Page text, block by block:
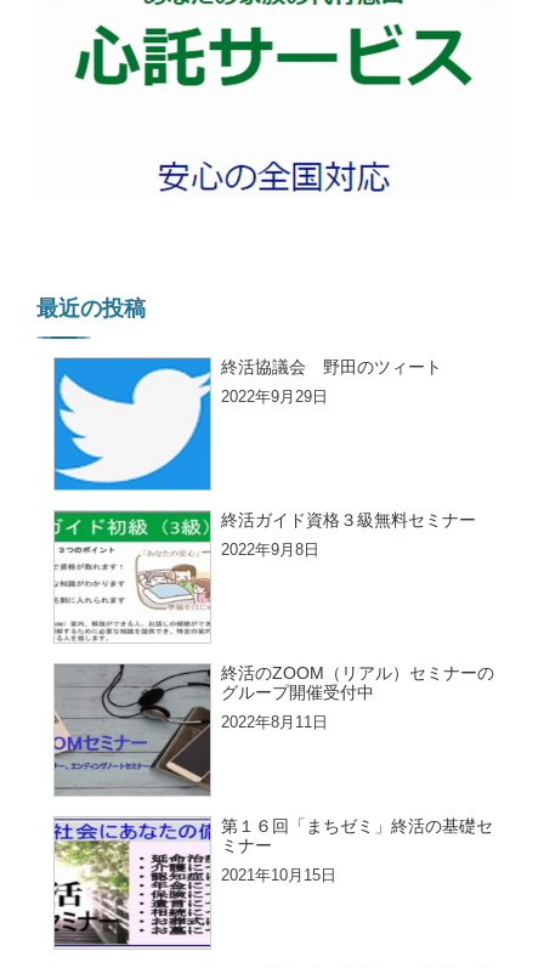
最近の投稿
終活協議会 野田のツィート
2022年9月29日
終活ガイド資格３級無料セミナー
2022年9月8日
終活のZOOM（リアル）セミナーの
グループ開催受付中
2022年8月11日
第１６回「まちゼミ」終活の基礎セ
ミナー
2021年10月15日